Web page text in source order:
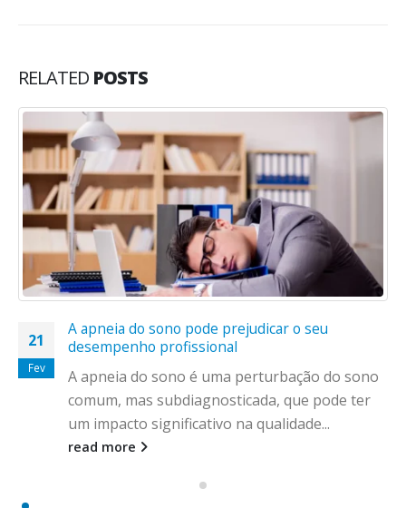
RELATED POSTS
21
Fev
A apneia do sono pode prejudicar o seu
desempenho profissional
A apneia do sono é uma perturbação do sono
comum, mas subdiagnosticada, que pode ter
um impacto significativo na qualidade...
read more